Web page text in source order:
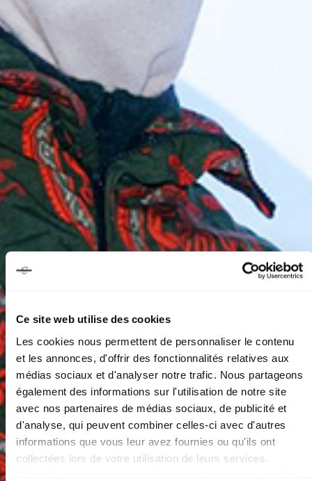
Ce site web utilise des cookies
Les cookies nous permettent de personnaliser le contenu
et les annonces, d'offrir des fonctionnalités relatives aux
médias sociaux et d'analyser notre trafic. Nous partageons
également des informations sur l'utilisation de notre site
avec nos partenaires de médias sociaux, de publicité et
d'analyse, qui peuvent combiner celles-ci avec d'autres
informations que vous leur avez fournies ou qu'ils ont
collectées lors de votre utilisation de leurs services.